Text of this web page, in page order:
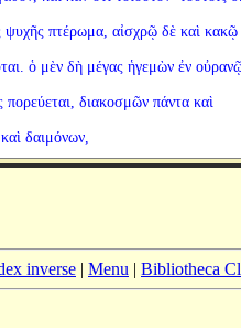
ψυχῆς πτέρωμα, αἰσχρῷ δὲ καὶ κακῷ
ὁ μὲν δὴ μέγας ἡγεμὼν ἐν
διακοσμῶν πάντα καὶ
δαιμόνων,
inverse | Menu | Bibliotheca